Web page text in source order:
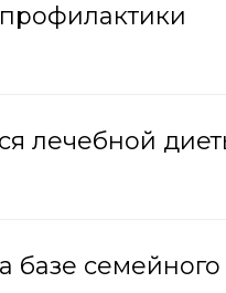
лечебной
базе семейного